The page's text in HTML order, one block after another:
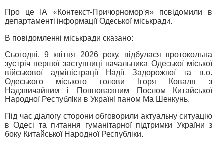
Про це ІА «Контекст-Причорномор'я» повідомили в
департаменті інформації Одеської міськради.
В повідомленні міськради сказано:
Сьогодні, 9 квітня 2026 року, відбулася протокольна
зустріч першої заступниці начальника Одеської міської
військової адміністрації Надії Задорожної та в.о.
Одеського міського голови Ігоря Коваля з
Надзвичайним і Повноважним Послом Китайської
Народної Республіки в Україні паном Ма Шенкунь.
Під час діалогу сторони обговорили актуальну ситуацію
в Одесі та питання гуманітарної підтримки України з
боку Китайської Народної Республіки.